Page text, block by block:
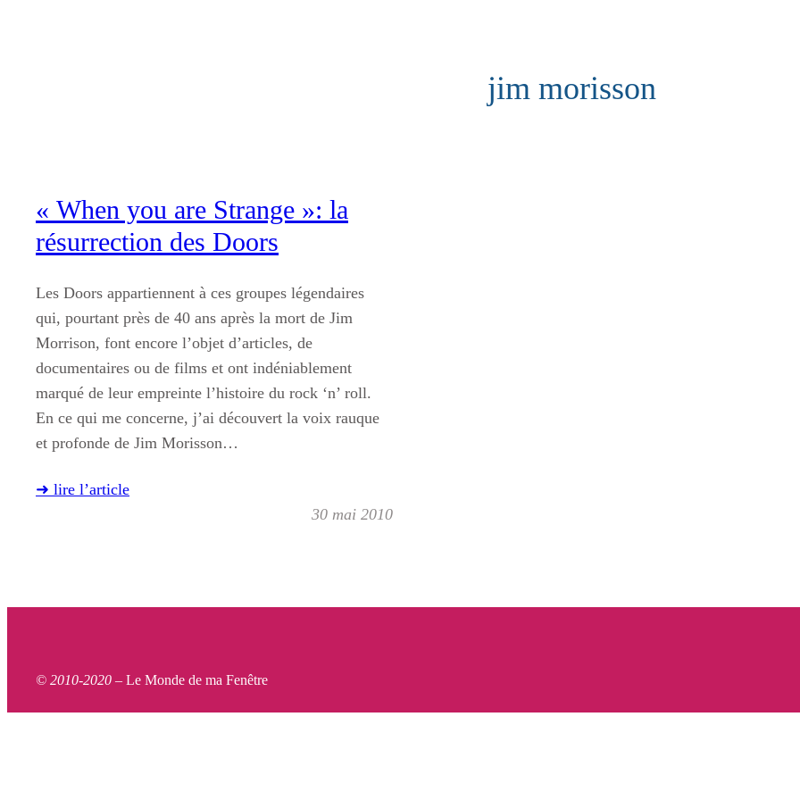
jim morisson
« When you are Strange »: la
résurrection des Doors
Les Doors appartiennent à ces groupes légendaires
qui, pourtant près de 40 ans après la mort de Jim
Morrison, font encore l’objet d’articles, de
documentaires ou de films et ont indéniablement
marqué de leur empreinte l’histoire du rock ‘n’ roll.
En ce qui me concerne, j’ai découvert la voix rauque
et profonde de Jim Morisson…
➜ lire l’article
30 mai 2010
© 2010-2020 – Le Monde de ma Fenêtre